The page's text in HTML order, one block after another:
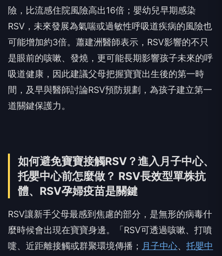
險，比流感住院風險高出16倍；嬰幼兒早期感染
RSV，未來發展為氣喘或過敏性呼吸道疾病的風險也
可能增加約3倍。蕭建洲醫師表示，RSV影響的不只
是眼前的咳嗽、發燒，更可能長期影響孩子未來的呼
吸道健康，因此建議父母把握寶寶出生後的第一時
間，及早與醫師討論RSV預防規劃，為孩子建立第一
道關鍵保護力。
如何避免寶寶接觸RSV？進入月子中心、
托嬰中心前怎麼做？ RSV長效型單株抗
體、RSV孕婦疫苗是關鍵
RSV讓新手父母最感到焦慮的部分，是無形的病毒什
麼時候會出現在寶寶身邊。「RSV可透過咳嗽、打噴
嚏、近距離接觸或群聚環境傳播； 月子中心、 托嬰中